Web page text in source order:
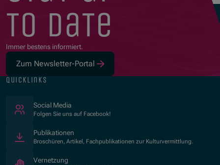
to date
Immer bestens informiert.
Zum Newsletter-Portal
quicklinks
Social Media
Folgen Sie uns auf Facebook!
Publikationen
Broschüren, Artikel, Fachpublikationen zur Kulturvermittlung.
Vernetzung